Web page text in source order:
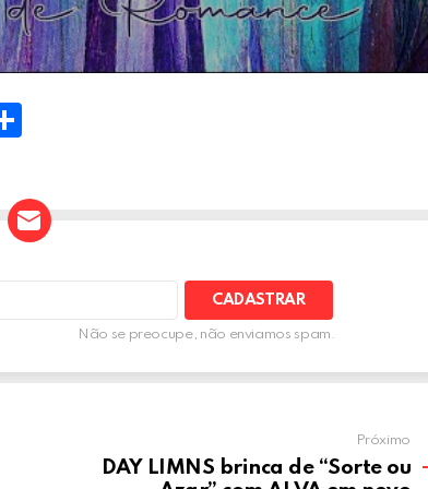
ar
e
Não se preocupe, não enviamos spam.
Próximo
DAY LIMNS brinca de “Sorte ou